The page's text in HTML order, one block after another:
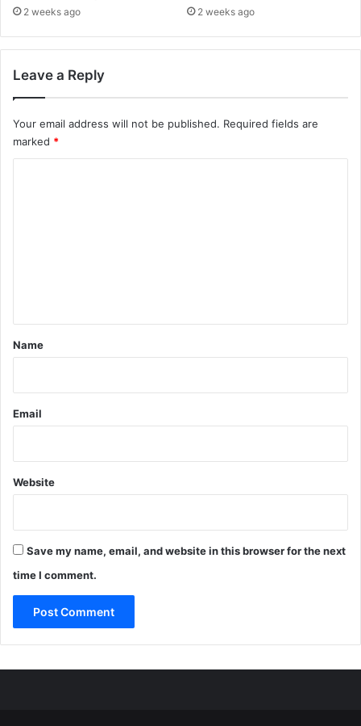
2 weeks ago 2 weeks ago
Leave a Reply
Your email address will not be published. Required fields are
marked *
*
Name
Email
Website
Save my name, email, and website in this browser for the next
time I comment.